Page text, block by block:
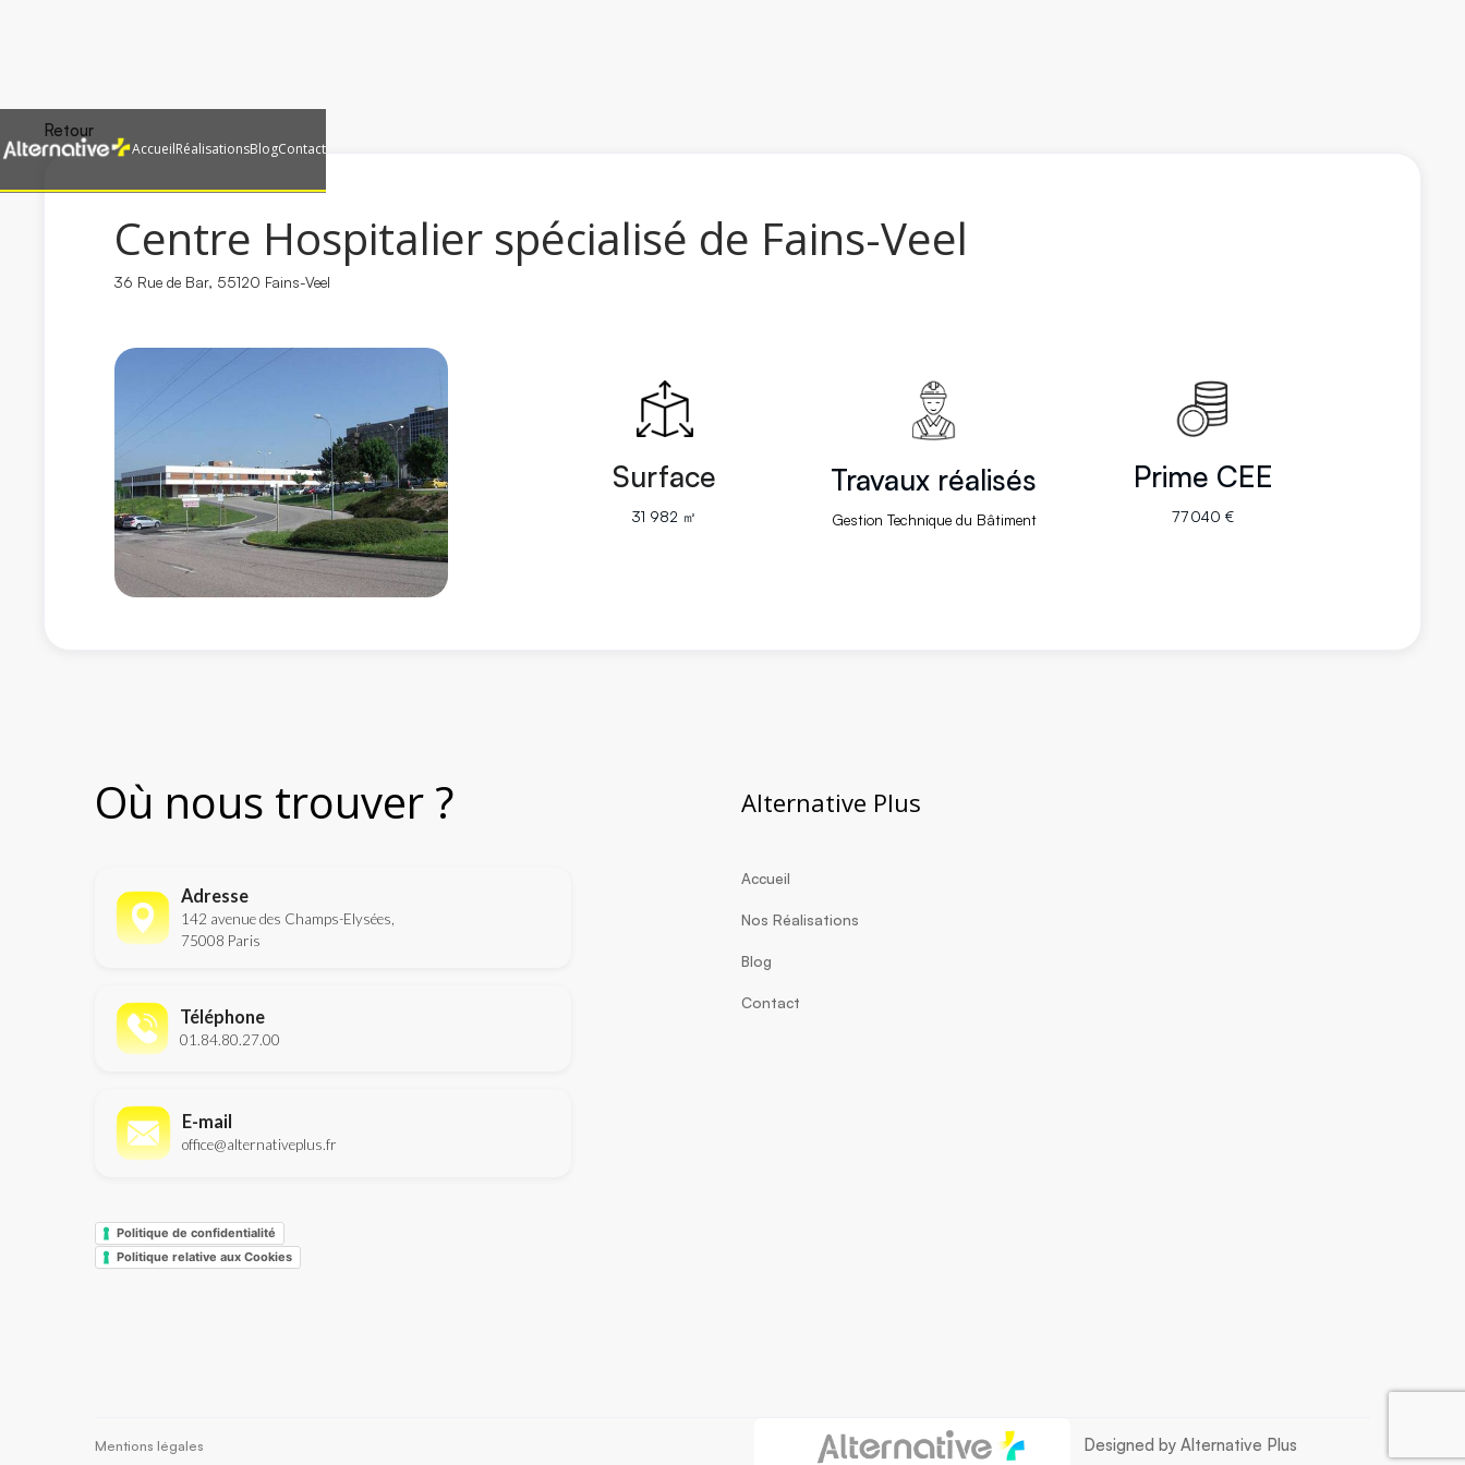
AccueilRéalisationsBlogContact
Retour
Centre Hospitalier spécialisé de Fains-Veel
36 Rue de Bar, 55120 Fains-Veel
Surface
31 982 ㎡
Travaux réalisés
Gestion Technique du Bâtiment
Prime CEE
77 040 €
Où nous trouver ?
Adresse
142 avenue des Champs-Elysées,
75008 Paris
Téléphone
01.84.80.27.00
E-mail
office@alternativeplus.fr
Politique de confidentialité
Politique relative aux Cookies
Alternative Plus
Accueil
Nos Réalisations
Blog
Contact
Mentions légales Designed by Alternative Plus